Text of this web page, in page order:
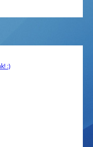
:)